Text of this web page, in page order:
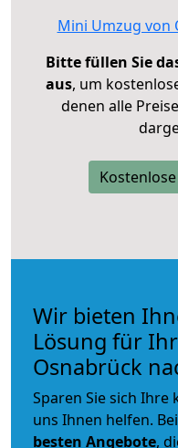
Mini Umzug von
Bitte füllen Sie
aus, um
denen alle
Wir bieten
Lösung für
Osnabrück
Sparen Sie sich Ihre
uns Ihnen helfen.
besten Angebote,